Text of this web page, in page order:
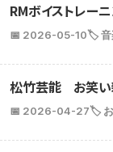
RMボイストレー
📅 2026-05-10🏷️ 音
松竹芸能 お笑い
📅 2026-04-27🏷️ お